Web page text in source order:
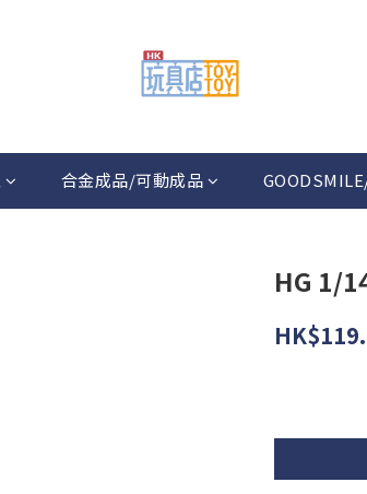
合金成品/可動成品
HG 1/